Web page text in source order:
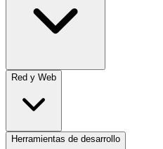
Red y Web
Herramientas de desarrollo